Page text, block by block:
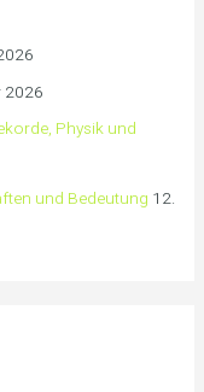
2026
Physik und
und Bedeutung 12.